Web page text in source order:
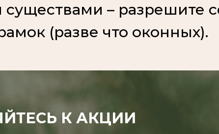
К АКЦИИ
– разрешите
(разве что оконных).